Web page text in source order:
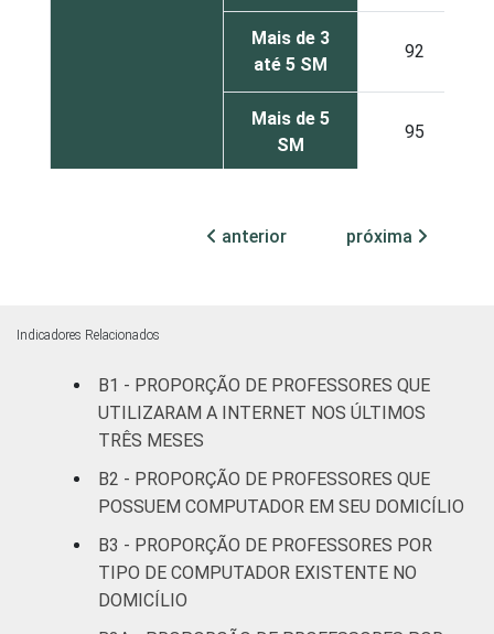
Mais de 3
até 5 SM
92
Mais de 5
SM
95
REGIÃO Norte 93
Centro-
Oeste
93
Nordeste 94
anterior próxima
Indicadores Relacionados
B1 - PROPORÇÃO DE PROFESSORES QUE
UTILIZARAM A INTERNET NOS ÚLTIMOS
TRÊS MESES
B2 - PROPORÇÃO DE PROFESSORES QUE
POSSUEM COMPUTADOR EM SEU DOMICÍLIO
B3 - PROPORÇÃO DE PROFESSORES POR
TIPO DE COMPUTADOR EXISTENTE NO
DOMICÍLIO